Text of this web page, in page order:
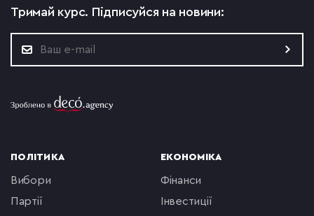
Тримай курс. Підписуйся на новини:
ПОЛІТИКА
вибори
партії
ЕКОНОМІКА
фінанси
інвестиції